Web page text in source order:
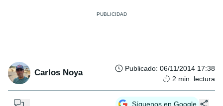
Carlos Noya Publicado: 06/11/2014 17:38
2 min. lectura
Síguenos en Google